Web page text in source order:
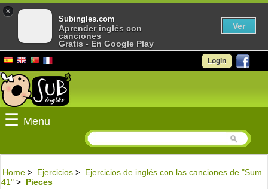
Login
☰ Menu
Home > Ejercicios > Ejercicios de inglés con las canciones de "Sum
41" > Pieces
×
Subingles.com
Aprender inglés con
canciones
Gratis - En Google Play
Ver